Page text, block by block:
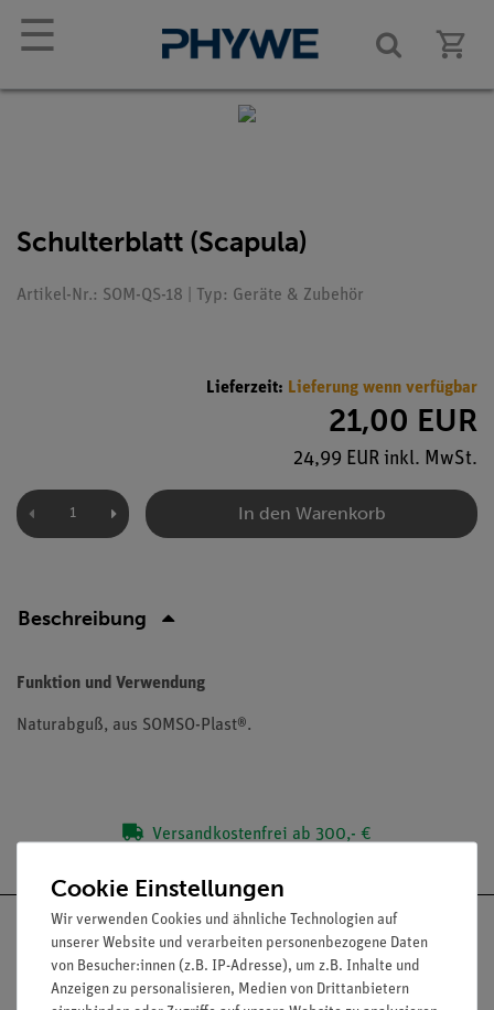
☰
Schulterblatt (Scapula)
Artikel-Nr.: SOM-QS-18 | Typ: Geräte & Zubehör
Lieferzeit: Lieferung wenn verfügbar
21,00 EUR
24,99 EUR inkl. MwSt.
In den Warenkorb
Beschreibung
Funktion und Verwendung
Naturabguß, aus SOMSO-Plast®.
Versandkostenfrei ab 300,- €
Nach oben
Cookie Einstellungen
Wir verwenden Cookies und ähnliche Technologien auf
unserer Website und verarbeiten personenbezogene Daten
von Besucher:innen (z.B. IP-Adresse), um z.B. Inhalte und
Anzeigen zu personalisieren, Medien von Drittanbietern